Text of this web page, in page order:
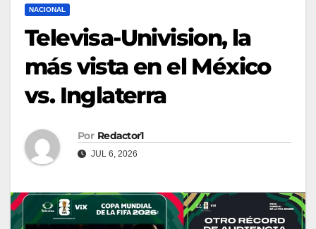
NACIONAL
Televisa-Univision, la
más vista en el México
vs. Inglaterra
Por Redactor1
JUL 6, 2026